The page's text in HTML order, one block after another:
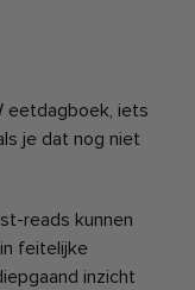
eetdagboek, iets
je dat nog niet
reads kunnen
feitelijke
inzicht